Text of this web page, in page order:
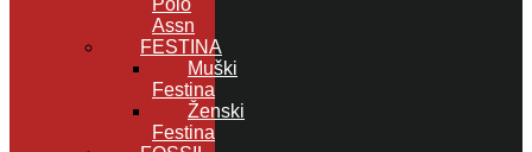
Assn
FESTINA
Muški
Festina
Ženski
Festina